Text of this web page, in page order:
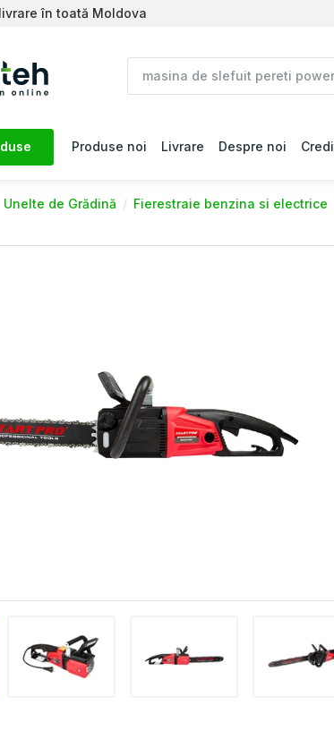
în toată Moldova
Produse noi Livrare Despre noi
Unelte de Grădină Fierestraie benzina si electrice